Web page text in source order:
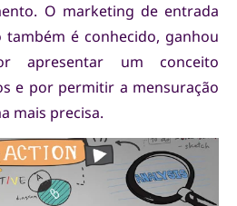
O marketing de entrada
é conhecido, ganhou
apresentar um conceito
e por permitir a mensuração
mais precisa.